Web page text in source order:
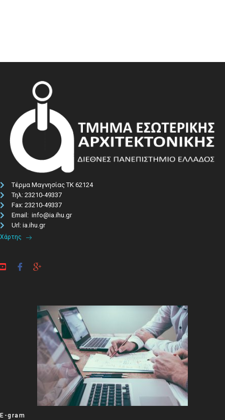
Τέρμα Μαγνησίας ΤΚ 62124
Τηλ: 23210-49337​
Fax: 23210-49337
Email: info@ia.ihu.gr
Url: ia.ihu.gr
Χάρτης
E-gram